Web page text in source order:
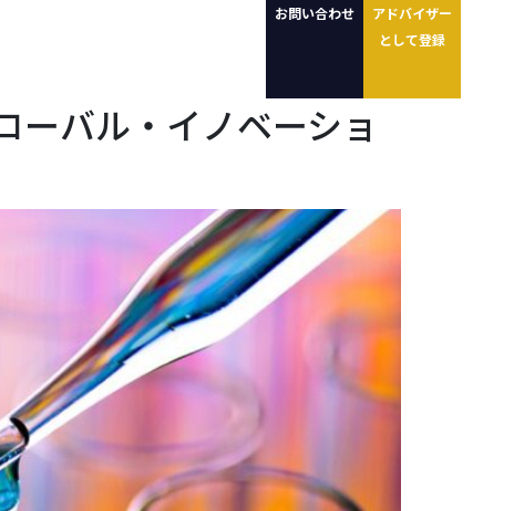
お問い合わせ
アドバイザー
として登録
ーバル・イノベーショ